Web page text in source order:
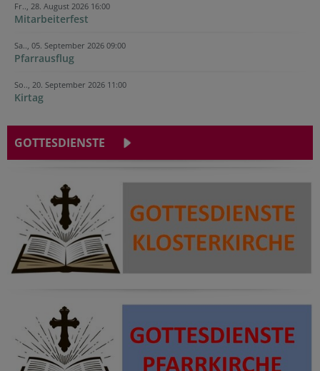
Fr.., 28. August 2026 16:00
Mitarbeiterfest
Sa.., 05. September 2026 09:00
Pfarrausflug
So.., 20. September 2026 11:00
Kirtag
GOTTESDIENSTE